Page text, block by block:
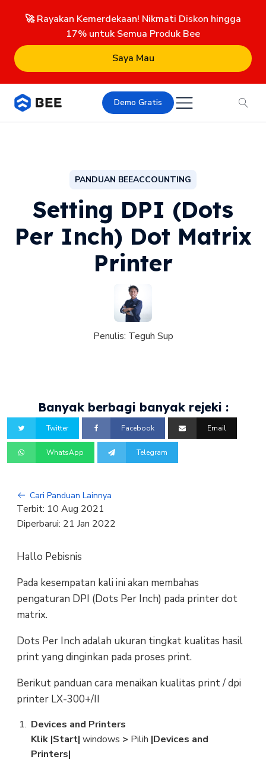
🚀 Rayakan Kemerdekaan! Nikmati Diskon hingga
17% untuk Semua Produk Bee
Saya Mau
Demo Gratis
PANDUAN BEEACCOUNTING
Setting DPI (Dots
Per Inch) Dot Matrix
Printer
Penulis: Teguh Sup
Banyak berbagi banyak rejeki :
Twitter Facebook Email
WhatsApp Telegram
Cari Panduan Lainnya
Terbit: 10 Aug 2021
Diperbarui: 21 Jan 2022
Hallo Pebisnis
Pada kesempatan kali ini akan membahas
pengaturan DPI (Dots Per Inch) pada printer dot
matrix.
Dots Per Inch adalah ukuran tingkat kualitas hasil
print yang dinginkan pada proses print.
Berikut panduan cara menaikan kualitas print / dpi
printer LX-300+/II
Devices and Printers
Klik |Start| windows > Pilih |Devices and
Printers|